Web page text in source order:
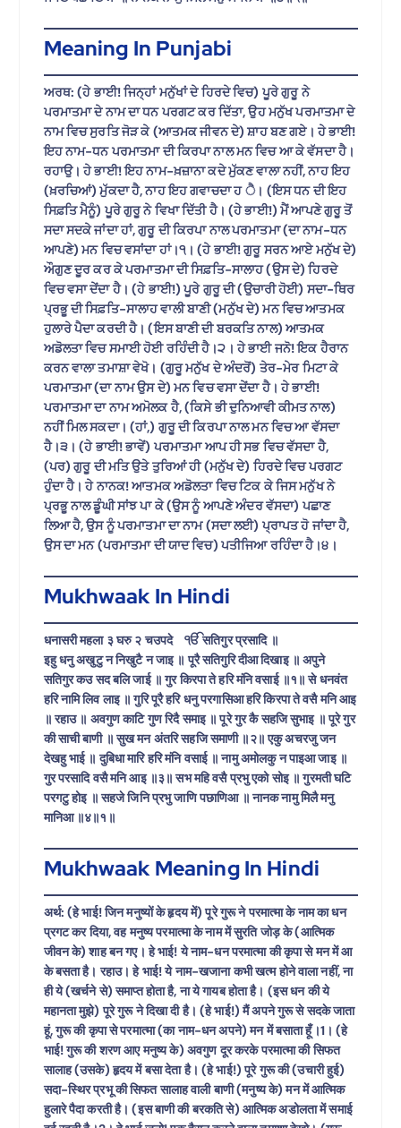
Meaning In Punjabi
ਅਰਥ: (ਹੇ ਭਾਈ! ਜਿਨ੍ਹਾਂ ਮਨੁੱਖਾਂ ਦੇ ਹਿਰਦੇ ਵਿਚ) ਪੂਰੇ ਗੁਰੂ ਨੇ
ਪਰਮਾਤਮਾ ਦੇ ਨਾਮ ਦਾ ਧਨ ਪਰਗਟ ਕਰ ਦਿੱਤਾ, ਉਹ ਮਨੁੱਖ ਪਰਮਾਤਮਾ ਦੇ
ਨਾਮ ਵਿਚ ਸੁਰਤਿ ਜੋੜ ਕੇ (ਆਤਮਕ ਜੀਵਨ ਦੇ) ਸ਼ਾਹ ਬਣ ਗਏ। ਹੇ ਭਾਈ!
ਇਹ ਨਾਮ-ਧਨ ਪਰਮਾਤਮਾ ਦੀ ਕਿਰਪਾ ਨਾਲ ਮਨ ਵਿਚ ਆ ਕੇ ਵੱਸਦਾ ਹੈ।
ਰਹਾਉ। ਹੇ ਭਾਈ! ਇਹ ਨਾਮ-ਖ਼ਜ਼ਾਨਾ ਕਦੇ ਮੁੱਕਣ ਵਾਲਾ ਨਹੀਂ, ਨਾਹ ਇਹ
(ਖ਼ਰਚਿਆਂ) ਮੁੱਕਦਾ ਹੈ, ਨਾਹ ਇਹ ਗਵਾਚਦਾ ਹ ੈ। (ਇਸ ਧਨ ਦੀ ਇਹ
ਸਿਫ਼ਤਿ ਮੈਨੂੰ) ਪੂਰੇ ਗੁਰੂ ਨੇ ਵਿਖਾ ਦਿੱਤੀ ਹੈ। (ਹੇ ਭਾਈ!) ਮੈਂ ਆਪਣੇ ਗੁਰੂ ਤੋਂ
ਸਦਾ ਸਦਕੇ ਜਾਂਦਾ ਹਾਂ, ਗੁਰੂ ਦੀ ਕਿਰਪਾ ਨਾਲ ਪਰਮਾਤਮਾ (ਦਾ ਨਾਮ-ਧਨ
ਆਪਣੇ) ਮਨ ਵਿਚ ਵਸਾਂਦਾ ਹਾਂ।੧। (ਹੇ ਭਾਈ! ਗੁਰੂ ਸਰਨ ਆਏ ਮਨੁੱਖ ਦੇ)
ਔਗੁਣ ਦੂਰ ਕਰ ਕੇ ਪਰਮਾਤਮਾ ਦੀ ਸਿਫ਼ਤਿ-ਸਾਲਾਹ (ਉਸ ਦੇ) ਹਿਰਦੇ
ਵਿਚ ਵਸਾ ਦੇਂਦਾ ਹੈ। (ਹੇ ਭਾਈ!) ਪੂਰੇ ਗੁਰੂ ਦੀ (ਉਚਾਰੀ ਹੋਈ) ਸਦਾ-ਥਿਰ
ਪ੍ਰਭੂ ਦੀ ਸਿਫ਼ਤਿ-ਸਾਲਾਹ ਵਾਲੀ ਬਾਣੀ (ਮਨੁੱਖ ਦੇ) ਮਨ ਵਿਚ ਆਤਮਕ
ਹੁਲਾਰੇ ਪੈਦਾ ਕਰਦੀ ਹੈ। (ਇਸ ਬਾਣੀ ਦੀ ਬਰਕਤਿ ਨਾਲ) ਆਤਮਕ
ਅਡੋਲਤਾ ਵਿਚ ਸਮਾਈ ਹੋਈ ਰਹਿੰਦੀ ਹੈ।੨। ਹੇ ਭਾਈ ਜਨੋ! ਇਕ ਹੈਰਾਨ
ਕਰਨ ਵਾਲਾ ਤਮਾਸ਼ਾ ਵੇਖੋ। (ਗੁਰੂ ਮਨੁੱਖ ਦੇ ਅੰਦਰੋਂ) ਤੇਰ-ਮੇਰ ਮਿਟਾ ਕੇ
ਪਰਮਾਤਮਾ (ਦਾ ਨਾਮ ਉਸ ਦੇ) ਮਨ ਵਿਚ ਵਸਾ ਦੇਂਦਾ ਹੈ। ਹੇ ਭਾਈ!
ਪਰਮਾਤਮਾ ਦਾ ਨਾਮ ਅਮੋਲਕ ਹੈ, (ਕਿਸੇ ਭੀ ਦੁਨਿਆਵੀ ਕੀਮਤ ਨਾਲ)
ਨਹੀਂ ਮਿਲ ਸਕਦਾ। (ਹਾਂ,) ਗੁਰੂ ਦੀ ਕਿਰਪਾ ਨਾਲ ਮਨ ਵਿਚ ਆ ਵੱਸਦਾ
ਹੈ।੩। (ਹੇ ਭਾਈ! ਭਾਵੇਂ) ਪਰਮਾਤਮਾ ਆਪ ਹੀ ਸਭ ਵਿਚ ਵੱਸਦਾ ਹੈ,
(ਪਰ) ਗੁਰੂ ਦੀ ਮਤਿ ਉਤੇ ਤੁਰਿਆਂ ਹੀ (ਮਨੁੱਖ ਦੇ) ਹਿਰਦੇ ਵਿਚ ਪਰਗਟ
ਹੁੰਦਾ ਹੈ। ਹੇ ਨਾਨਕ! ਆਤਮਕ ਅਡੋਲਤਾ ਵਿਚ ਟਿਕ ਕੇ ਜਿਸ ਮਨੁੱਖ ਨੇ
ਪ੍ਰਭੂ ਨਾਲ ਡੂੰਘੀ ਸਾਂਝ ਪਾ ਕੇ (ਉਸ ਨੂੰ ਆਪਣੇ ਅੰਦਰ ਵੱਸਦਾ) ਪਛਾਣ
ਲਿਆ ਹੈ, ਉਸ ਨੂੰ ਪਰਮਾਤਮਾ ਦਾ ਨਾਮ (ਸਦਾ ਲਈ) ਪ੍ਰਾਪਤ ਹੋ ਜਾਂਦਾ ਹੈ,
ਉਸ ਦਾ ਮਨ (ਪਰਮਾਤਮਾ ਦੀ ਯਾਦ ਵਿਚ) ਪਤੀਜਿਆ ਰਹਿੰਦਾ ਹੈ।੪।
Mukhwaak In Hindi
धनासरी महला ३ घरु २ चउपदे ੴ सतिगुर प्रसादि ॥
इहु धनु अखुटु न निखुटै न जाइ ॥ पूरै सतिगुरि दीआ दिखाइ ॥ अपुने
सतिगुर कउ सद बलि जाई ॥ गुर किरपा ते हरि मंनि वसाई ॥१॥ से धनवंत
हरि नामि लिव लाइ ॥ गुरि पूरै हरि धनु परगासिआ हरि किरपा ते वसै मनि आइ
॥ रहाउ ॥ अवगुण काटि गुण रिदै समाइ ॥ पूरे गुर कै सहजि सुभाइ ॥ पूरे गुर
की साची बाणी ॥ सुख मन अंतरि सहजि समाणी ॥२॥ एकु अचरजु जन
देखहु भाई ॥ दुबिधा मारि हरि मंनि वसाई ॥ नामु अमोलकु न पाइआ जाइ ॥
गुर परसादि वसै मनि आइ ॥३॥ सभ महि वसै प्रभु एको सोइ ॥ गुरमती घटि
परगटु होइ ॥ सहजे जिनि प्रभु जाणि पछाणिआ ॥ नानक नामु मिलै मनु
मानिआ ॥४॥१॥
Mukhwaak Meaning In Hindi
अर्थ: (हे भाई! जिन मनुष्यों के हृदय में) पूरे गुरू ने परमात्मा के नाम का धन
प्रगट कर दिया, वह मनुष्य परमात्मा के नाम में सुरति जोड़ के (आत्मिक
जीवन के) शाह बन गए। हे भाई! ये नाम-धन परमात्मा की कृपा से मन में आ
के बसता है। रहाउ। हे भाई! ये नाम-खजाना कभी खत्म होने वाला नहीं, ना
ही ये (खर्चने से) समाप्त होता है, ना ये गायब होता है। (इस धन की ये
महानता मुझे) पूरे गुरू ने दिखा दी है। (हे भाई!) मैं अपने गुरू से सदके जाता
हूं, गुरू की कृपा से परमात्मा (का नाम-धन अपने) मन में बसाता हूँ।1। (हे
भाई! गुरू की शरण आए मनुष्य के) अवगुण दूर करके परमात्मा की सिफत
सालाह (उसके) हृदय में बसा देता है। (हे भाई!) पूरे गुरू की (उचारी हुई)
सदा-स्थिर प्रभू की सिफत सालाह वाली बाणी (मनुष्य के) मन में आत्मिक
हुलारे पैदा करती है। (इस बाणी की बरकति से) आत्मिक अडोलता में समाई